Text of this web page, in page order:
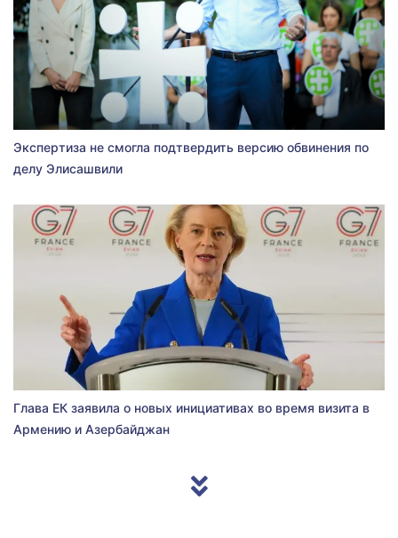
Экспертиза не смогла подтвердить версию обвинения по
делу Элисашвили
Глава ЕК заявила о новых инициативах во время визита в
Армению и Азербайджан